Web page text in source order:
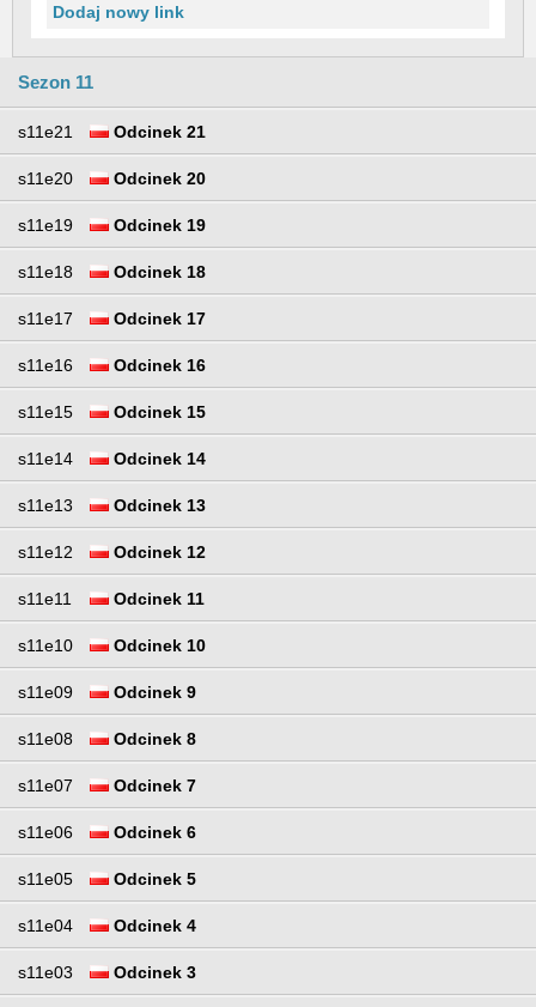
Dodaj nowy link
Sezon 11
s11e21 Odcinek 21
s11e20 Odcinek 20
s11e19 Odcinek 19
s11e18 Odcinek 18
s11e17 Odcinek 17
s11e16 Odcinek 16
s11e15 Odcinek 15
s11e14 Odcinek 14
s11e13 Odcinek 13
s11e12 Odcinek 12
s11e11 Odcinek 11
s11e10 Odcinek 10
s11e09 Odcinek 9
s11e08 Odcinek 8
s11e07 Odcinek 7
s11e06 Odcinek 6
s11e05 Odcinek 5
s11e04 Odcinek 4
s11e03 Odcinek 3